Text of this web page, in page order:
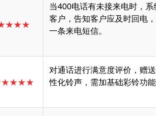
当400电话有未接来电时，
客户，告知客户应及时回电
一条来电短信。
对通话进行满意度评价，赠
性化铃声，需加基础彩铃功能